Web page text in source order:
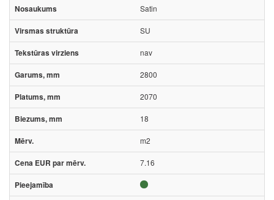
Satin
SU
nav
2800
2070
18
m2
7.16